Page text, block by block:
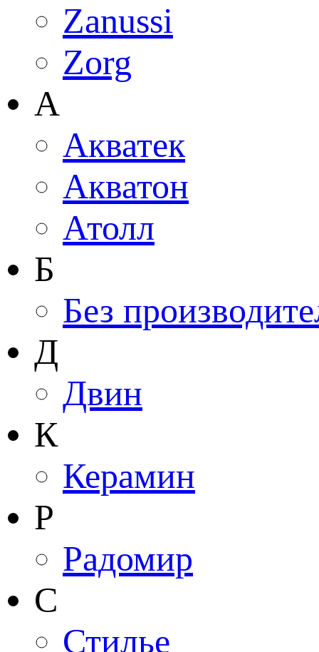
Zanussi
Zorg
А
Акватек
Акватон
Атолл
Б
Без
Д
Двин
К
Керамин
Р
Радомир
С
Стилье